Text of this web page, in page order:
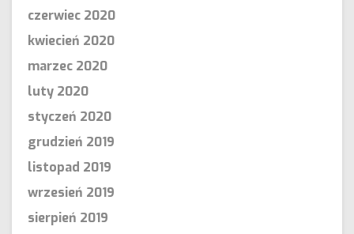
czerwiec 2020
kwiecień 2020
marzec 2020
luty 2020
styczeń 2020
grudzień 2019
listopad 2019
wrzesień 2019
sierpień 2019